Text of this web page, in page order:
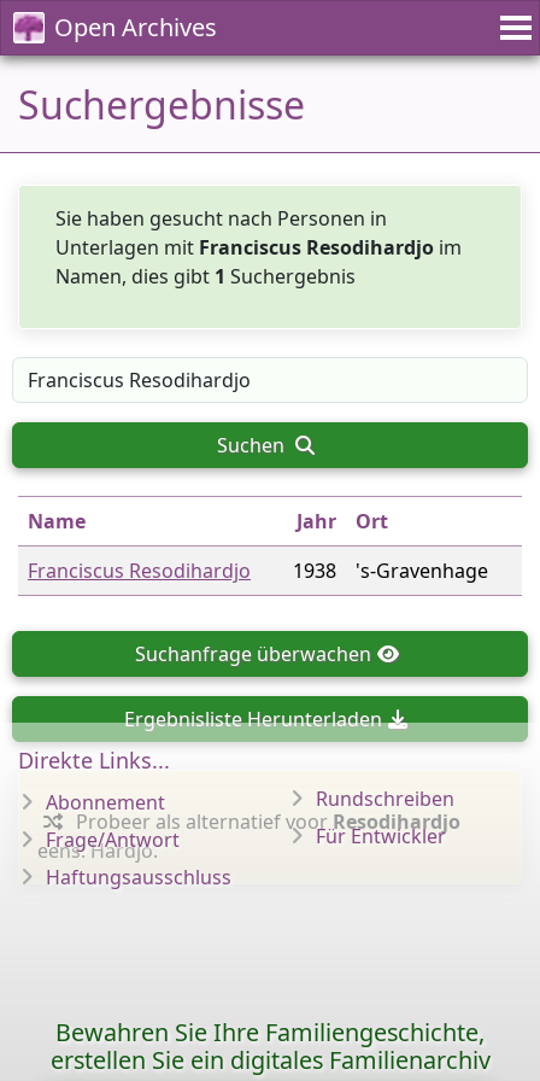
Open Archives
Suchergebnisse
Sie haben gesucht nach Personen in
Unterlagen mit Franciscus Resodihardjo im
Namen, dies gibt 1 Suchergebnis
Suchen
Name Jahr
Ort
Franciscus Resodihardjo
1938 's-Gravenhage
Suchanfrage überwachen
ErgebnislisteHerunterladen
Probeer als alternatief voor Resodihardjo
eens: Hardjo.
Direkte Links...
Abonnement
Frage/Antwort
Haftungsausschluss
Rundschreiben
Für Entwickler
Bewahren Sie Ihre Familiengeschichte,
erstellen Sie ein digitales Familienarchiv